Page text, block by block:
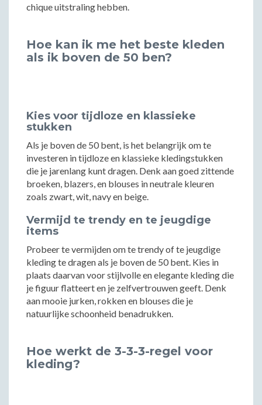
chique uitstraling hebben.
Hoe kan ik me het beste kleden
als ik boven de 50 ben?
Kies voor tijdloze en klassieke
stukken
Als je boven de 50 bent, is het belangrijk om te
investeren in tijdloze en klassieke kledingstukken
die je jarenlang kunt dragen. Denk aan goed zittende
broeken, blazers, en blouses in neutrale kleuren
zoals zwart, wit, navy en beige.
Vermijd te trendy en te jeugdige
items
Probeer te vermijden om te trendy of te jeugdige
kleding te dragen als je boven de 50 bent. Kies in
plaats daarvan voor stijlvolle en elegante kleding die
je figuur flatteert en je zelfvertrouwen geeft. Denk
aan mooie jurken, rokken en blouses die je
natuurlijke schoonheid benadrukken.
Hoe werkt de 3-3-3-regel voor
kleding?